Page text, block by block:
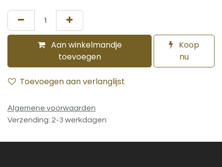
Aan winkelmandje
toevoegen
Koop
nu
Toevoegen aan verlanglijst
Algemene voorwaarden
Verzending: 2-3 werkdagen